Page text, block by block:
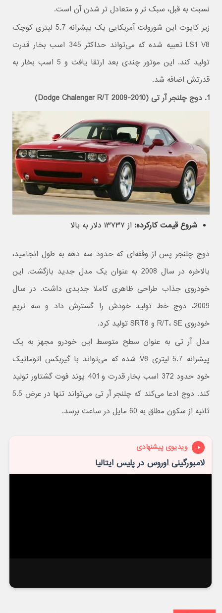
نسبت به قبل، سبک تر و متعادل تر شدن آن است.
زیر کاپوت این شورولت آمریکایی یک پیشرانه 5.7 لیتری کوچک
LS1 V8 تعبیه شده که می‌تواند حداکثر 345 اسب بخار قدرت
تولید کند. این موتور چندی بعد ارتقا یافت و 5 اسب بخار به
قدرتش اضافه شد.
1. دوج چلنجر آر تی (Dodge Chalenger R/T 2009-2010)
شروع قیمت کارکرده: از ۱۳۷۳۷ دلار به بالا
دوج چلنجر پس از وقفه‌ای که حدود سه دهه به طول انجامید،
بالاخره در سال 2008 به عنوان یک مدل جدید بازگشت. این
خودروی جذاب طراحی ظاهری کاملا جدیدی داشت. در سال
2009، دوج خط تولید خودش را گسترش داد و سه تریم
خودروی R/T، SE و SRT8 تولید کرد.
مدل آر تی به عنوان سطح متوسط این خودرو مجهز به یک
پیشرانه 5.7 لیتری V8 شده که می‌تواند با گیربکس اتوماتیک
خود حدود 372 اسب بخار قدرت و 401 پوند فوت گشتاور تولید
کند. دوج ادعا می‌کند که چلنجر آر تی می‌تواند تنها در عرض 5.5
ثانیه از سکون مطلق به 60 مایل در ساعت برسد.
ویدیوی پیشنهادی
لامبورگینی اوروس در پلیس ایتالیا